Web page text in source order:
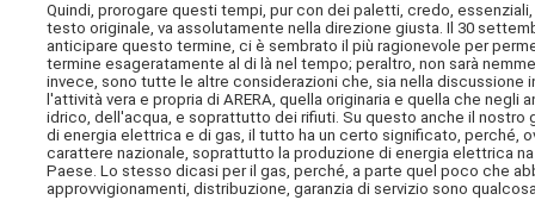
Quindi, prorogare questi tempi, pur con dei paletti, credo,
testo originale, va assolutamente nella direzione giusta. Il 30
anticipare questo termine, ci è sembrato il più ragionevole per
termine esageratamente al di là nel tempo; peraltro, non sarà
invece, sono tutte le altre considerazioni che, sia nella discussione
l'attività vera e propria di ARERA, quella originaria e quella che
idrico, dell'acqua, e soprattutto dei rifiuti. Su questo anche il
di energia elettrica e di gas, il tutto ha un certo significato, perché,
carattere nazionale, soprattutto la produzione di energia elettrica
Paese. Lo stesso dicasi per il gas, perché, a parte quel poco che
approvvigionamenti, distribuzione, garanzia di servizio sono